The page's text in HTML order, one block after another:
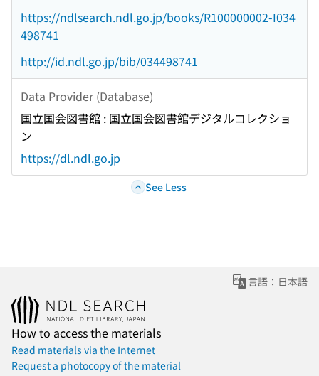
https://ndlsearch.ndl.go.jp/books/R100000002-I034
498741
http://id.ndl.go.jp/bib/034498741
Data Provider (Database)
国立国会図書館 : 国立国会図書館デジタルコレクショ
ン
https://dl.ndl.go.jp
See Less
言語：日本語
How to access the materials
Read materials via the Internet
Request a photocopy of the material